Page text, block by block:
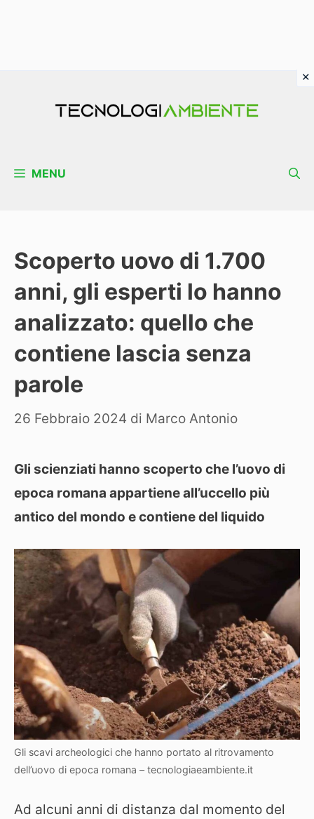
MENU
Scoperto uovo di 1.700
anni, gli esperti lo hanno
analizzato: quello che
contiene lascia senza
parole
26 Febbraio 2024 di Marco Antonio
Gli scienziati hanno scoperto che l’uovo di
epoca romana appartiene all’uccello più
antico del mondo e contiene del liquido
Gli scavi archeologici che hanno portato al ritrovamento
dell’uovo di epoca romana – tecnologiaeambiente.it
Ad alcuni anni di distanza dal momento del